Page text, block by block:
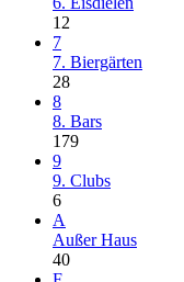
12
7
7. Biergärten
28
8
8. Bars
179
9
9. Clubs
6
A
Außer Haus
40